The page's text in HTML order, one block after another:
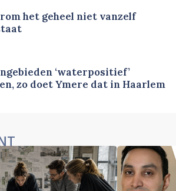
het geheel niet vanzelf
‘waterpositief’
zo doet Ymere dat in Haarlem